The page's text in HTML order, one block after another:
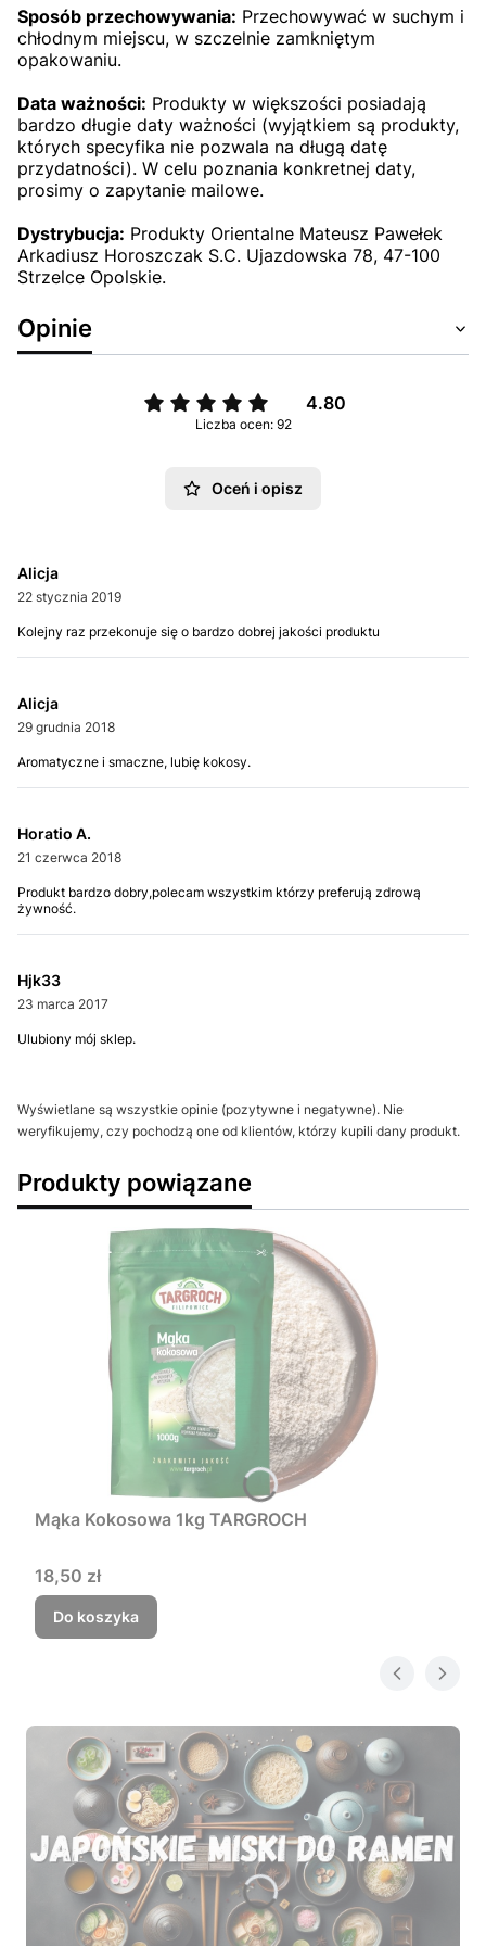
Sposób przechowywania: Przechowywać w suchym i
chłodnym miejscu, w szczelnie zamkniętym
opakowaniu.
Data ważności: Produkty w większości posiadają
bardzo długie daty ważności (wyjątkiem są produkty,
których specyfika nie pozwala na długą datę
przydatności). W celu poznania konkretnej daty,
prosimy o zapytanie mailowe.
Dystrybucja: Produkty Orientalne Mateusz Pawełek
Arkadiusz Horoszczak S.C. Ujazdowska 78, 47-100
Strzelce Opolskie.
Opinie
4.80
Liczba ocen: 92
Oceń i opisz
Alicja
22 stycznia 2019
Kolejny raz przekonuje się o bardzo dobrej jakości produktu
Alicja
29 grudnia 2018
Aromatyczne i smaczne, lubię kokosy.
Horatio A.
21 czerwca 2018
Produkt bardzo dobry,polecam wszystkim którzy preferują zdrową
żywność.
Hjk33
23 marca 2017
Ulubiony mój sklep.
Wyświetlane są wszystkie opinie (pozytywne i negatywne). Nie
weryfikujemy, czy pochodzą one od klientów, którzy kupili dany produkt.
Produkty powiązane
Mąka Kokosowa 1kg TARGROCH
Cena
18,50 zł
Do koszyka